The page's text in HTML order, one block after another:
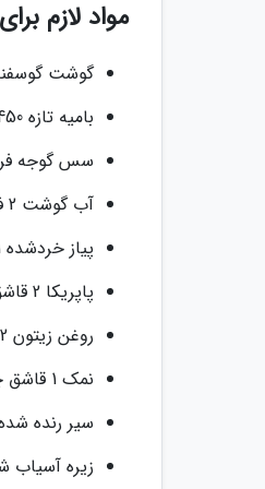
مواد لازم
گوشت گوسفندی
بامیه تازه 450 گرم
سس گوجه فرنگی
آب گوشت 2 فنجان
پیاز خردشده 1 عدد
پاپریکا 2 قاشق چای خوری
روغن زیتون 2 قاشق غذاخوری
نمک 1 قاشق چای خوری
سیر رنده شده 1 قاشق
زیره آسیاب شده 1 قاشق